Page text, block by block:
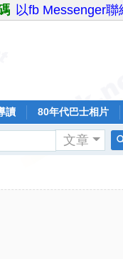
以fb Messenger聯
讀 80年代巴士相片
文章